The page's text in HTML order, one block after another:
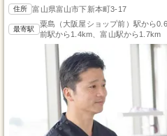
住所 富山県富山市下新本町3-17
最寄駅
粟島（大阪屋ショップ前）駅から
前駅から1.4km、富山駅から1.7km